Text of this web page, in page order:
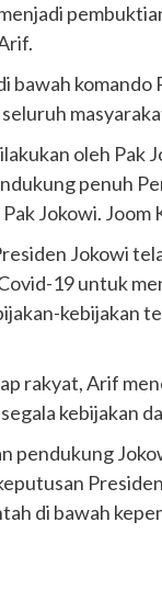
bawah
oleh Pak
penuh
Jokowi. Joom
Jokowi
19 untuk
kebijakan
rakyat, Arif
kebijakan
pendukung
di bawah